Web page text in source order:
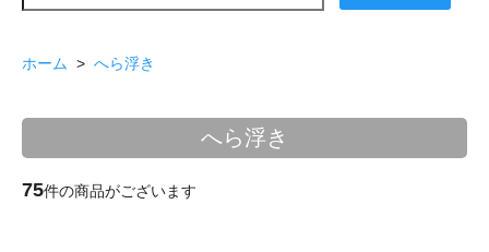
ホーム > へら浮き
へら浮き
75件の商品がございます